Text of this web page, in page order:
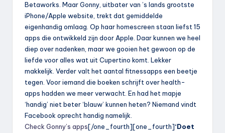
Betaworks. Maar Gonny, uitbater van ’s lands grootste
iPhone/Apple website, trekt dat gemiddelde
eigenhandig omlaag. Op haar homescreen staan liefst 15
apps die ontwikkeld zijn door Apple. Daar kunnen we heel
diep over nadenken, maar we gooien het gewoon op de
liefde voor alles wat uit Cupertino komt. Lekker
makkelijk. Verder valt het aantal fitnessapps een beetje
tegen. Voor iemand die boeken schrijft over health-
apps hadden we meer verwacht. En had het mapje
‘handig’ niet beter ‘blauw’ kunnen heten? Niemand vindt
Facebook oprecht handig namelijk.
Check Gonny’s apps[/one_fourth][one_fourth]‘Doet